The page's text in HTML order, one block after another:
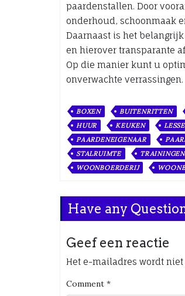
paardenstallen. Door
onderhoud, schoonmaak
Daarnaast is het
en hierover transparante
Op die manier kunt u
onverwachte verrassingen.
BOXEN BUITENRITTEN
HUUR
KEUKEN
PAARDENEIGENAAR
STALRUIMTE
TRAININGEN
WOONBOERDERIJ
Have any
Geef een reactie
Het e-mailadres wordt
Comment *